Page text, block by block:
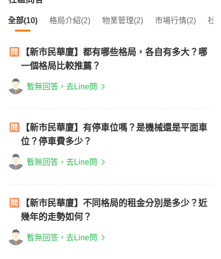
全部(10) 格局介紹(2) 物業管理(2) 市場行情(2) 社
【新市民華廈】都有哪些格局，各自有多大？哪
一個格局比較推薦？
暫無回答，去Line問
【新市民華廈】有停車位嗎？是機械還是平面車
位？停車費多少？
暫無回答，去Line問
【新市民華廈】不同格局的租金分別是多少？近
幾年的走勢如何？
暫無回答，去Line問